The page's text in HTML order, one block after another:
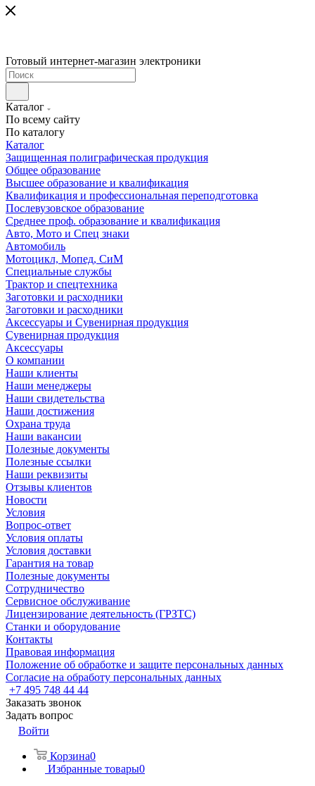
Готовый интернет-магазин электроники
Каталог
По всему сайту
По каталогу
Каталог
Защищенная полиграфическая продукция
Общее образование
Высшее образование и квалификация
Квалификация и профессиональная переподготовка
Послевузовское образование
Среднее проф. образование и квалификация
Авто, Мото и Спец знаки
Автомобиль
Мотоцикл, Мопед, СиМ
Специальные службы
Трактор и спецтехника
Заготовки и расходники
Заготовки и расходники
Аксессуары и Сувенирная продукция
Сувенирная продукция
Аксессуары
О компании
Наши клиенты
Наши менеджеры
Наши свидетельства
Наши достижения
Охрана труда
Наши вакансии
Полезные документы
Полезные ссылки
Наши реквизиты
Отзывы клиентов
Новости
Условия
Вопрос-ответ
Условия оплаты
Условия доставки
Гарантия на товар
Полезные документы
Сотрудничество
Сервисное обслуживание
Лицензирование деятельность (ГРЗТС)
Станки и оборудование
Контакты
Правовая информация
Положение об обработке и защите персональных данных
Согласие на обработу персональных данных
+7 495 748 44 44
Заказать звонок
Задать вопрос
Войти
Корзина0
Избранные товары0